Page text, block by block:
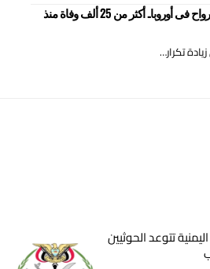
موجات الحر تحصد آلاف الأرواح فى أوروبا.. أكثر من 25 ألف وفاة منذ
تكرار…
تتوعد الحوثيين